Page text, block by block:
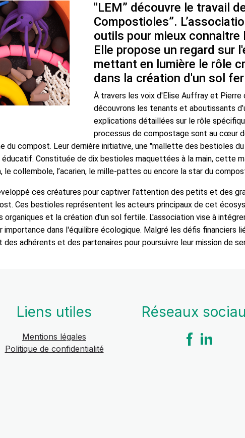
"LEM” découvre le travail
Compostioles”.
outils pour mieux
Elle propose un regard sur
mettant en lumière le rôle
dans la création d'un sol
À travers les voix d'Elise Auffray et
découvrons les tenants et aboutissants
explications détaillées sur le rôle
processus de compostage sont au cœur
du compost. Leur dernière initiative, une "mallette des bestioles
Constituée de dix bestioles maquettées à la main, cette
collembole, l’acarien, le mille-pattes ou encore la star du
ces créatures pour captiver l'attention des petits et des
Ces bestioles représentent les acteurs principaux de cet
et la création d'un sol fertile. L'association vise à
dans l'équilibre écologique. Malgré les défis financiers
adhérents et des partenaires pour poursuivre leur mission de
Liens utiles
Mentions légales
Politique de confidentialité
Réseaux